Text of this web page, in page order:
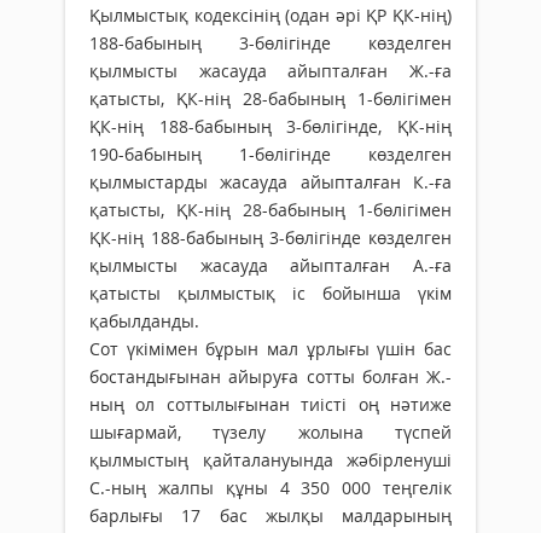
Қылмыстық кодексінің (одан әрі ҚР ҚК-нің)
188-бабының 3-бөлігінде көзделген
қылмысты жасау­да айыпталған Ж.-ға
қатысты, ҚК-нің 28-бабының 1-бөлігімен
ҚК-нің 188-бабының 3-бөлігінде, ҚК-нің
190-бабының 1-бөлігін­де көзделген
қылмыстарды жасауда айып­талған К.-ға
қатысты, ҚК-нің 28-бабы­ның 1-бөлігімен
ҚК-нің 188-бабының 3-бөлігінде көзделген
қылмысты жасауда айыпталған А.-ға
қатысты қылмыстық іс бойынша үкім
қабылданды.
Сот үкімімен бұрын мал ұрлығы үшін бас
бостандығынан айыруға сотты бол­ған Ж.-
ның ол соттылығынан тиісті оң нәтиже
шығармай, түзелу жолына түспей
қылмыстың қайталануында жәбірленуші
С.-ның жалпы құны 4 350 000 теңгелік
барлығы 17 бас жылқы малдарының